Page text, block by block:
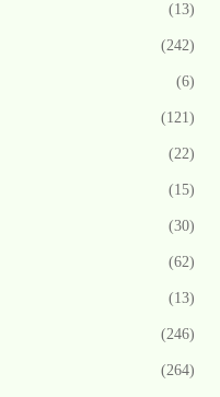
(13)
(242)
(6)
(121)
(22)
(15)
(30)
(62)
(13)
(246)
(264)